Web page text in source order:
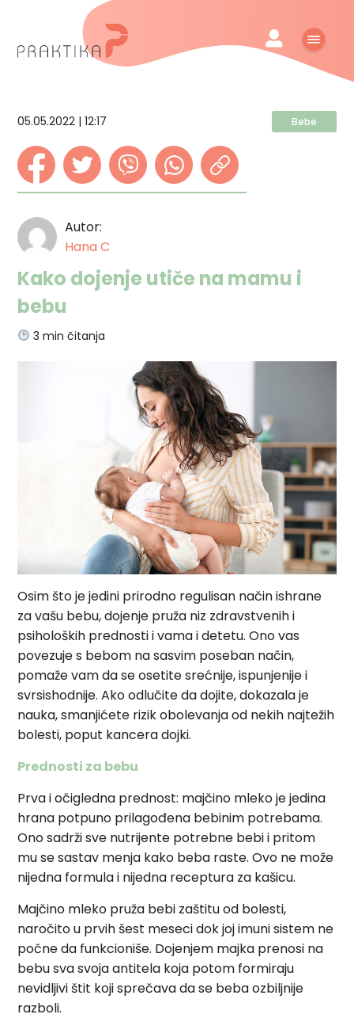
05.05.2022 | 12:17 Bebe
Autor:
Hana C
Kako dojenje utiče na mamu i
bebu
3 min čitanja
Osim što je jedini prirodno regulisan način ishrane
za vašu bebu, dojenje pruža niz zdravstvenih i
psiholoških prednosti i vama i detetu. Ono vas
povezuje s bebom na sasvim poseban način,
pomaže vam da se osetite srećnije, ispunjenije i
svrsishodnije. Ako odlučite da dojite, dokazala je
nauka, smanjićete rizik obolevanja od nekih najtežih
bolesti, poput kancera dojki.
Prednosti za bebu
Prva i očigledna prednost: majčino mleko je jedina
hrana potpuno prilagođena bebinim potrebama.
Ono sadrži sve nutrijente potrebne bebi i pritom
mu se sastav menja kako beba raste. Ovo ne može
nijedna formula i nijedna receptura za kašicu.
Majčino mleko pruža bebi zaštitu od bolesti,
naročito u prvih šest meseci dok joj imuni sistem ne
počne da funkcioniše. Dojenjem majka prenosi na
bebu sva svoja antitela koja potom formiraju
nevidljivi štit koji sprečava da se beba ozbiljnije
razboli.